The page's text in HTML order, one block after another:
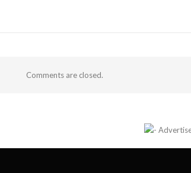
Comments are closed.